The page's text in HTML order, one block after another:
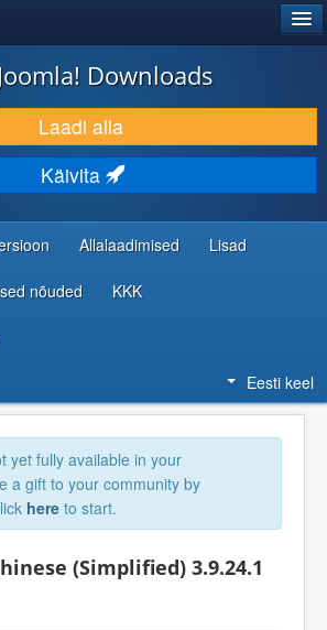
Joomla! Downloads
Laadi alla
Käivita
Allalaadimised Lisad
nõuded KKK
Eesti keel
yet fully available in your
a gift to your community by
here to start.
(Simplified) 3.9.24.1